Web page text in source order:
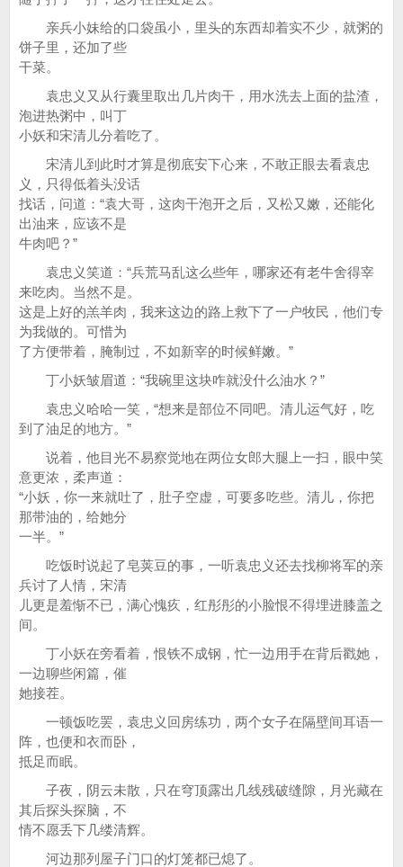
亲兵小妹给的口袋虽小，里头的东西却着实不少，就粥的
饼子里，还加了些
干菜。
袁忠义又从行囊里取出几片肉干，用水洗去上面的盐渣，
泡进热粥中，叫丁
小妖和宋清儿分着吃了。
宋清儿到此时才算是彻底安下心来，不敢正眼去看袁忠
义，只得低着头没话
找话，问道：“袁大哥，这肉干泡开之后，又松又嫩，还能化
出油来，应该不是
牛肉吧？”
袁忠义笑道：“兵荒马乱这么些年，哪家还有老牛舍得宰
来吃肉。当然不是。
这是上好的羔羊肉，我来这边的路上救下了一户牧民，他们专
为我做的。可惜为
了方便带着，腌制过，不如新宰的时候鲜嫩。”
丁小妖皱眉道：“我碗里这块咋就没什么油水？”
袁忠义哈哈一笑，“想来是部位不同吧。清儿运气好，吃
到了油足的地方。”
说着，他目光不易察觉地在两位女郎大腿上一扫，眼中笑
意更浓，柔声道：
“小妖，你一来就吐了，肚子空虚，可要多吃些。清儿，你把
那带油的，给她分
一半。”
吃饭时说起了皂荚豆的事，一听袁忠义还去找柳将军的亲
兵讨了人情，宋清
儿更是羞惭不已，满心愧疚，红彤彤的小脸恨不得埋进膝盖之
间。
丁小妖在旁看着，恨铁不成钢，忙一边用手在背后戳她，
一边聊些闲篇，催
她接茬。
一顿饭吃罢，袁忠义回房练功，两个女子在隔壁间耳语一
阵，也便和衣而卧，
抵足而眠。
子夜，阴云未散，只在穹顶露出几线残破缝隙，月光藏在
其后探头探脑，不
情不愿丢下几缕清辉。
河边那列屋子门口的灯笼都已熄了。